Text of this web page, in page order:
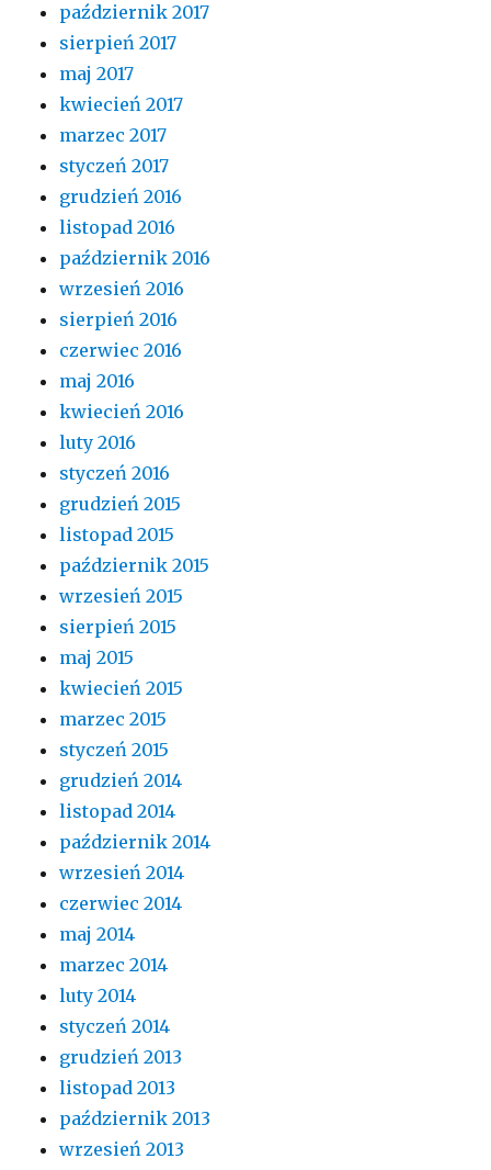
październik 2017
sierpień 2017
maj 2017
kwiecień 2017
marzec 2017
styczeń 2017
grudzień 2016
listopad 2016
październik 2016
wrzesień 2016
sierpień 2016
czerwiec 2016
maj 2016
kwiecień 2016
luty 2016
styczeń 2016
grudzień 2015
listopad 2015
październik 2015
wrzesień 2015
sierpień 2015
maj 2015
kwiecień 2015
marzec 2015
styczeń 2015
grudzień 2014
listopad 2014
październik 2014
wrzesień 2014
czerwiec 2014
maj 2014
marzec 2014
luty 2014
styczeń 2014
grudzień 2013
listopad 2013
październik 2013
wrzesień 2013